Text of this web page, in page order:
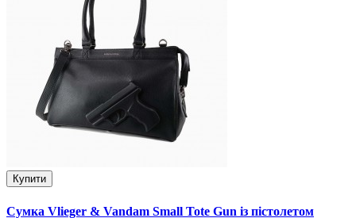
Купити
Сумка Vlieger & Vandam Small Tote Gun із пістолетом